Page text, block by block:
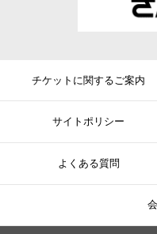
チケットに関するご案内
サイトポリシー
よくある質問